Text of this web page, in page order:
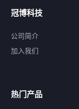
超声波配件
产品标签
冠博科技
公司简介
加入我们
热门产品